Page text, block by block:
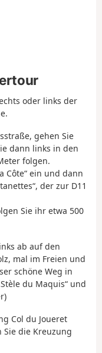
oder links der
gehen Sie
dann links in den
folgen.
Côte“ ein und dann
der zur D11
Sie ihr etwa 500
ab auf den
mal im Freien und
schöne Weg in
du Maquis“ und
Col du Joueret
die Kreuzung